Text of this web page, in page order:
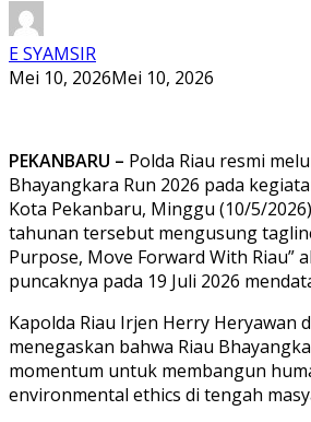
E SYAMSIR
Mei 10, 2026Mei 10, 2026
PEKANBARU – Polda Riau resmi
Bhayangkara Run 2026 pada
Kota Pekanbaru, Minggu (10/5/
tahunan tersebut mengusung
Purpose, Move Forward With Riau”
puncaknya pada 19 Juli 2026
Kapolda Riau Irjen Herry Heryawan
menegaskan bahwa Riau
momentum untuk membangun
environmental ethics di tengah